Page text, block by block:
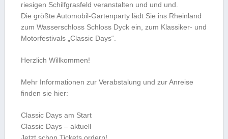
riesigen Schilfgrasfeld veranstalten und und und.
Die größte Automobil-Gartenparty lädt Sie ins Rheinland
zum Wasserschloss Schloss Dyck ein, zum Klassiker- und
Motorfestivals „Classic Days“.
Herzlich Willkommen!
Mehr Informationen zur Verabstalung und zur Anreise
finden sie hier:
Classic Days am Start
Classic Days – aktuell